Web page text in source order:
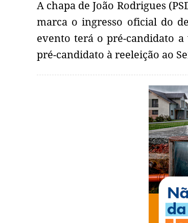
A chapa de João Rodrigues
marca o ingresso oficial do
evento terá o pré-candidato
pré-candidato à reeleição ao